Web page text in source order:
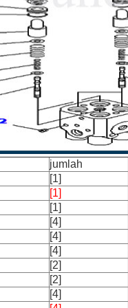
jumlah
[1]
[1]
[1]
[4]
[4]
[4]
[2]
[2]
[4]